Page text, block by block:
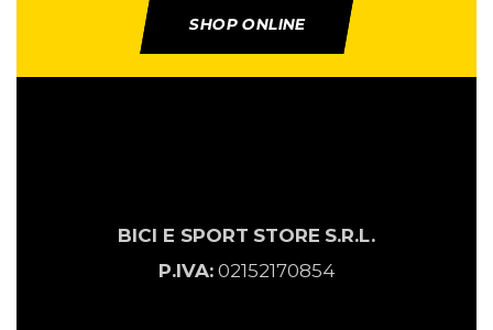
SHOP ONLINE
BICI E SPORT STORE S.R.L.
P.IVA:02152170854